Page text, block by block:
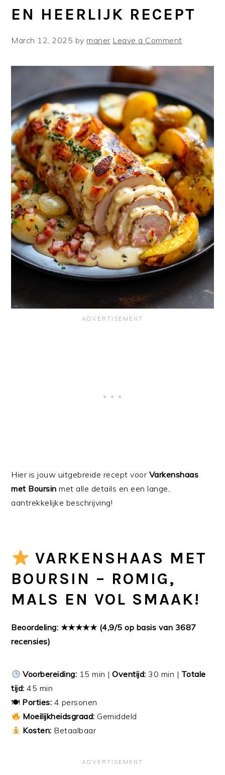
EN HEERLIJK RECEPT
March 12, 2025 bymaner Leave a Comment
Hier is jouw uitgebreide recept voor Varkenshaas
met Boursin met alle details en een lange,
aantrekkelijke beschrijving!
VARKENSHAAS MET
BOURSIN – ROMIG,
MALS EN VOL SMAAK!
Beoordeling: ★★★★★ (4,9/5 op basis van 3687
recensies)
Voorbereiding: 15 min |Oventijd: 30 min | Totale
tijd: 45 min
🍽 Porties: 4 personen
Moeilijkheidsgraad: Gemiddeld
Kosten: Betaalbaar